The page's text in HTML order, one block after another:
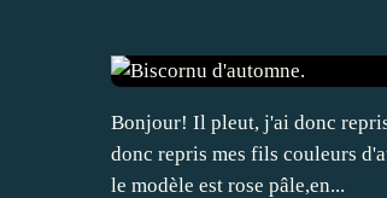
Bonjour! Il pleut, j'ai donc
donc repris mes fils couleurs
le modèle est rose pâle,en...